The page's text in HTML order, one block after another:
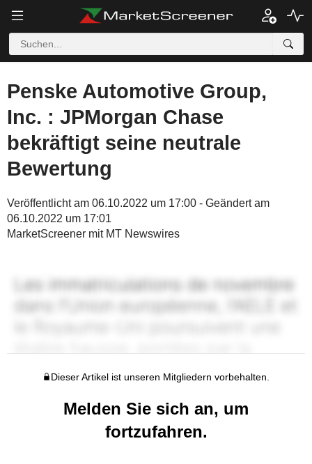
Penske Automotive Group,
Inc. : JPMorgan Chase
bekräftigt seine neutrale
Bewertung
Veröffentlicht am 06.10.2022 um 17:00 - Geändert am
06.10.2022 um 17:01
MarketScreener mit MT Newswires
Dieser Artikel ist unseren Mitgliedern vorbehalten.
Melden Sie sich an, um
fortzufahren.